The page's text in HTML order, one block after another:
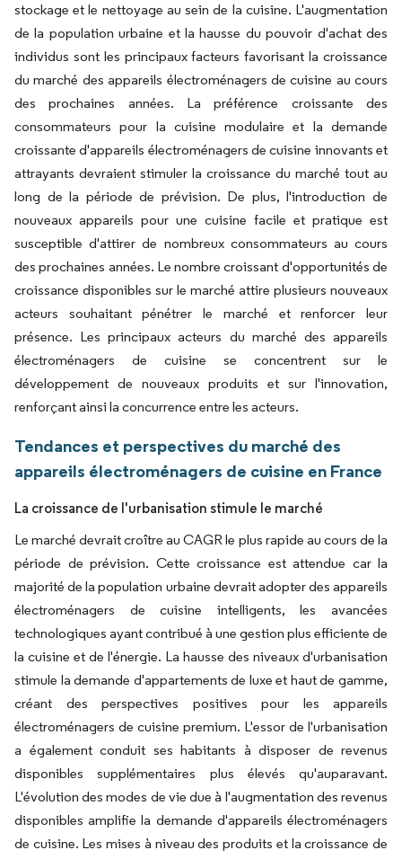
stockage et le nettoyage au sein de la cuisine. L'augmentation
de la population urbaine et la hausse du pouvoir d'achat des
individus sont les principaux facteurs favorisant la croissance
du marché des appareils électroménagers de cuisine au cours
des prochaines années. La préférence croissante des
consommateurs pour la cuisine modulaire et la demande
croissante d'appareils électroménagers de cuisine innovants et
attrayants devraient stimuler la croissance du marché tout au
long de la période de prévision. De plus, l'introduction de
nouveaux appareils pour une cuisine facile et pratique est
susceptible d'attirer de nombreux consommateurs au cours
des prochaines années. Le nombre croissant d'opportunités de
croissance disponibles sur le marché attire plusieurs nouveaux
acteurs souhaitant pénétrer le marché et renforcer leur
présence. Les principaux acteurs du marché des appareils
électroménagers de cuisine se concentrent sur le
développement de nouveaux produits et sur l'innovation,
renforçant ainsi la concurrence entre les acteurs.
Tendances et perspectives du marché des
appareils électroménagers de cuisine en France
La croissance de l'urbanisation stimule le marché
Le marché devrait croître au CAGR le plus rapide au cours de la
période de prévision. Cette croissance est attendue car la
majorité de la population urbaine devrait adopter des appareils
électroménagers de cuisine intelligents, les avancées
technologiques ayant contribué à une gestion plus efficiente de
la cuisine et de l'énergie. La hausse des niveaux d'urbanisation
stimule la demande d'appartements de luxe et haut de gamme,
créant des perspectives positives pour les appareils
électroménagers de cuisine premium. L'essor de l'urbanisation
a également conduit ses habitants à disposer de revenus
disponibles supplémentaires plus élevés qu'auparavant.
L'évolution des modes de vie due à l'augmentation des revenus
disponibles amplifie la demande d'appareils électroménagers
de cuisine. Les mises à niveau des produits et la croissance de